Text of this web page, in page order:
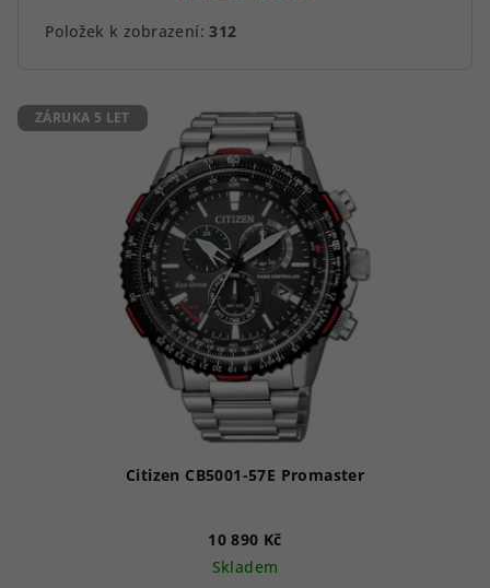
Položek k zobrazení:312
V
ý ZÁRUKA 5 LET
Citizen CB5001-57E Promaster
10 890 Kč
Skladem